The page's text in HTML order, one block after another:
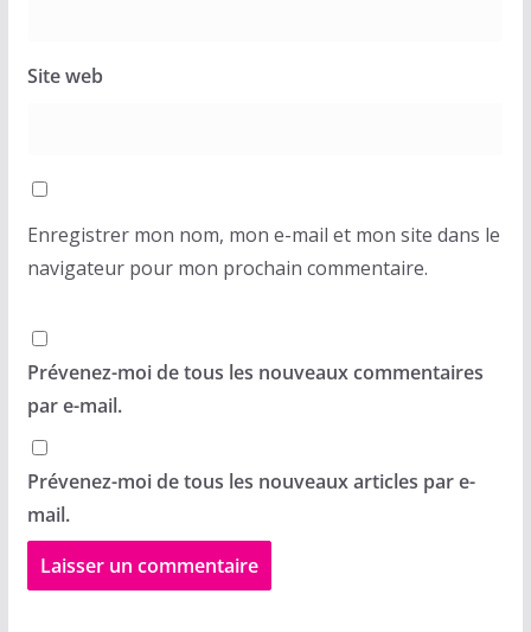
Site web
Enregistrer mon nom, mon e-mail et mon site dans le
navigateur pour mon prochain commentaire.
Prévenez-moi de tous les nouveaux commentaires
par e-mail.
Prévenez-moi de tous les nouveaux articles par e-
mail.